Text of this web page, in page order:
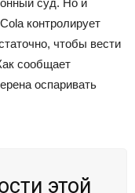
суд. Но и
контролирует
чтобы вести
сообщает
оспаривать
этой